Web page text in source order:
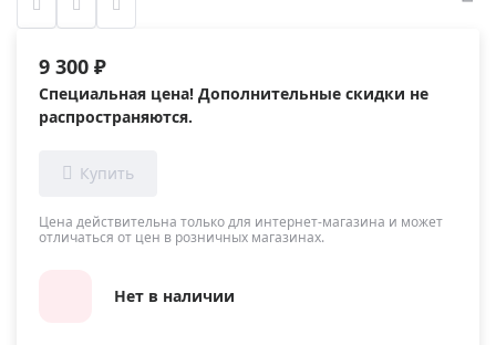
9 300 ₽
Специальная цена! Дополнительные скидки не
распространяются.
Цена действительна только для интернет-магазина и может
отличаться от цен в розничных магазинах.
Нет в наличии